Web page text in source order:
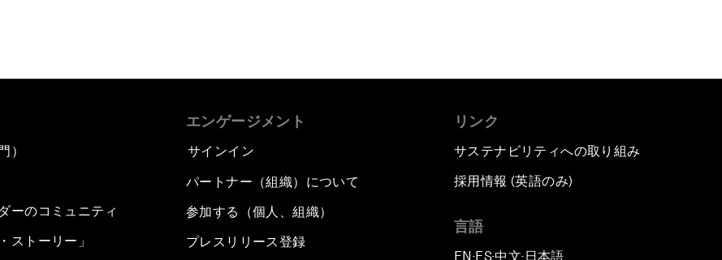
）
ーのコミュニティ
ストーリー」
エンゲージメント
サインイン
パートナー（組織）について
参加する（個人、組織）
プレスリリース登録
リンク
サステナビリティへの取り組み
採用情報 (英語のみ)
言語
EN ▪ ES▪中文▪ 日本語